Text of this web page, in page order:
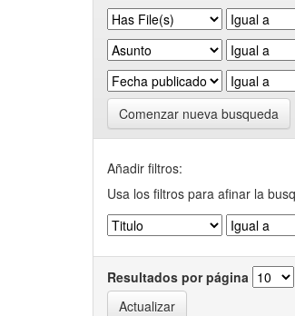
Comenzar nueva busqueda
Añadir filtros:
Usa los filtros para afinar la
Resultados por página